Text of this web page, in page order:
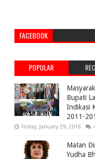
FACEBOOK
POPULAR
Bupati
Indikasi
2011-
Friday, January 29, 2016
Matan
Yudha